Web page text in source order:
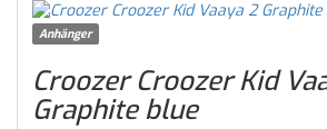
Anhänger
Croozer Croozer Kid
Graphite blue